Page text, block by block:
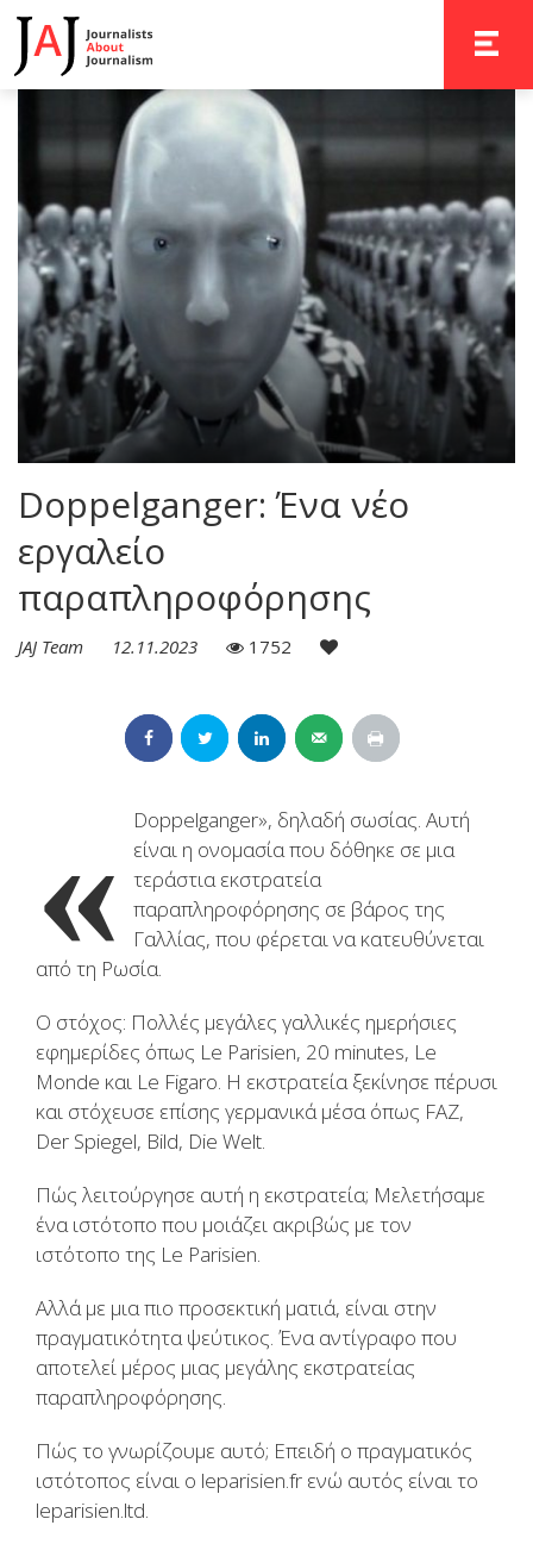
Doppelganger: Ένα νέο
εργαλείο
παραπληροφόρησης
JAJ Team 12.11.2023 1752
«
Doppelganger», δηλαδή σωσίας. Αυτή
είναι η ονομασία που δόθηκε σε μια
τεράστια εκστρατεία
παραπληροφόρησης σε βάρος της
Γαλλίας, που φέρεται να κατευθύνεται
από τη Ρωσία.
Ο στόχος: Πολλές μεγάλες γαλλικές ημερήσιες
εφημερίδες όπως Le Parisien, 20 minutes, Le
Monde και Le Figaro. Η εκστρατεία ξεκίνησε πέρυσι
και στόχευσε επίσης γερμανικά μέσα όπως FAZ,
Der Spiegel, Bild, Die Welt.
Πώς λειτούργησε αυτή η εκστρατεία; Μελετήσαμε
ένα ιστότοπο που μοιάζει ακριβώς με τον
ιστότοπο της Le Parisien.
Αλλά με μια πιο προσεκτική ματιά, είναι στην
πραγματικότητα ψεύτικος. Ένα αντίγραφο που
αποτελεί μέρος μιας μεγάλης εκστρατείας
παραπληροφόρησης.
Πώς το γνωρίζουμε αυτό; Επειδή ο πραγματικός
ιστότοπος είναι ο leparisien.fr ενώ αυτός είναι το
leparisien.ltd.